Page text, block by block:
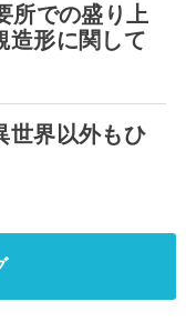
所での盛り上
造形に関して
世界以外もひ